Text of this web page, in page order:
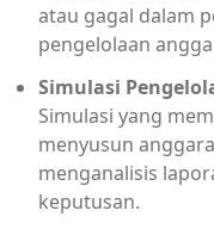
atau gagal dalam
pengelolaan
Simulasi
Simulasi yang
menyusun
menganalisis
keputusan.